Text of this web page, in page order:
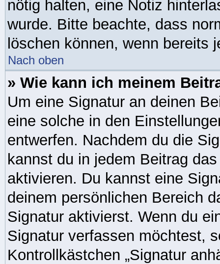
nötig halten, eine Notiz
wurde. Bitte beachte, dass
löschen können, wenn bereits
Nach oben
» Wie kann ich meinem
Um eine Signatur an deinen
eine solche in den
entwerfen. Nachdem du die
kannst du in jedem Beitrag
aktivieren. Du kannst eine
deinem persönlichen Bereich
Signatur aktivierst. Wenn du
Signatur verfassen möchtest,
Kontrollkästchen „Signatur